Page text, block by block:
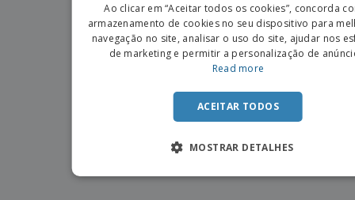
Ao clicar em “Aceitar todos os cookies”, concorda
armazenamento de cookies no seu dispositivo para
navegação no site, analisar o uso do site, ajudar nos
de marketing e permitir a personalização de
Read more
ACEITAR TODOS
MOSTRAR DETALHES